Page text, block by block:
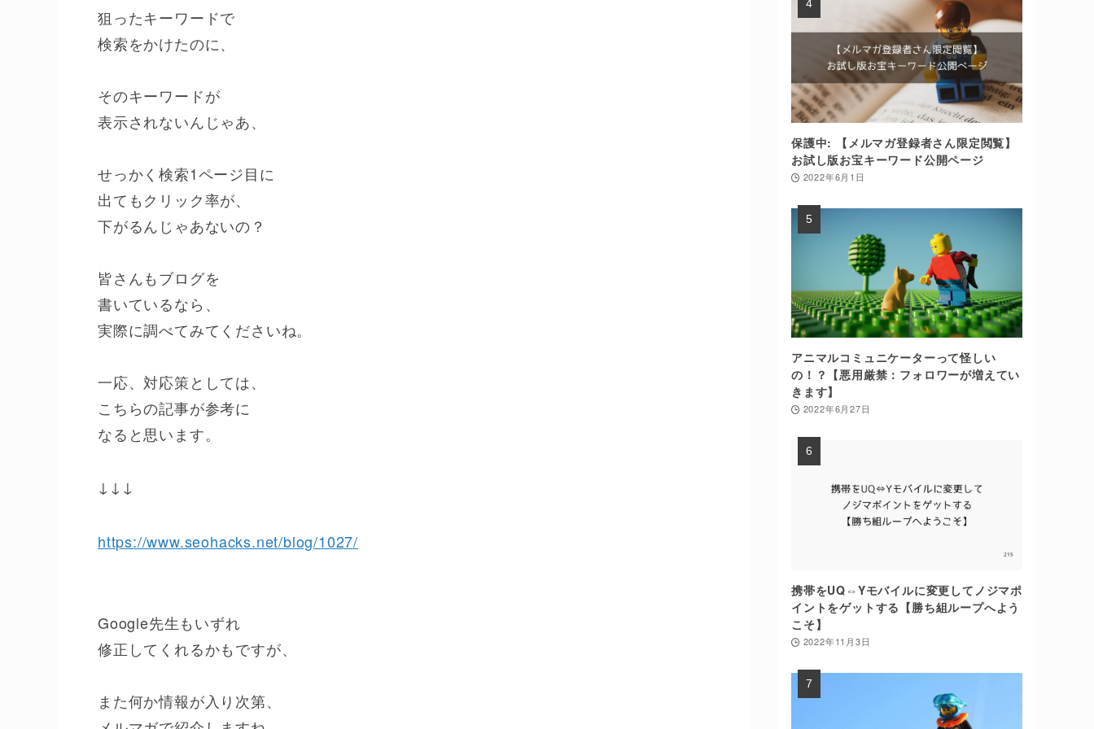
狙ったキーワードで
検索をかけたのに、
そのキーワードが
表示されないんじゃあ、
せっかく検索1ページ目に
出てもクリック率が、
下がるんじゃあないの？
皆さんもブログを
書いているなら、
実際に調べてみてくださいね。
一応、対応策としては、
こちらの記事が参考に
なると思います。
↓↓↓
https://www.seohacks.net/blog/1027/
Google先生もいずれ
修正してくれるかもですが、
また何か情報が入り次第、
保護中: 【メルマガ登録者さん限定閲覧】
お試し版お宝キーワード公開ページ
2022年6月1日
アニマルコミュニケーターって怪しい
の！？【悪用厳禁：フォロワーが増えてい
きます】
2022年6月27日
携帯をUQ⇔Yモバイルに変更してノジマポ
イントをゲットする【勝ち組ループへよう
こそ】
2022年11月3日